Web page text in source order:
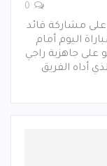
على مشاركة قائد
اليوم أمام
على جاهزية راجي
أداه الفريق